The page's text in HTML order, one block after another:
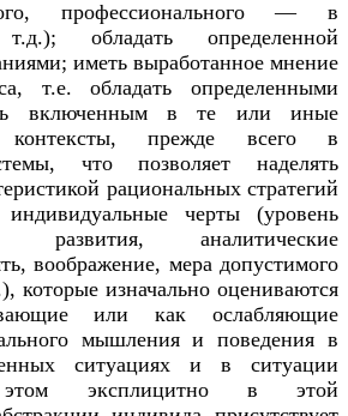
профессионального — в
обладать определенной
иметь выработанное мнение
т.е. обладать определенными
включенным в те или иные
контексты, прежде всего в
что позволяет наделять
рациональных стратегий
черты (уровень
развития, аналитические
воображение, мера допустимого
которые изначально оцениваются
или как ослабляющие
мышления и поведения в
ситуациях и в ситуации
эксплицитно в этой